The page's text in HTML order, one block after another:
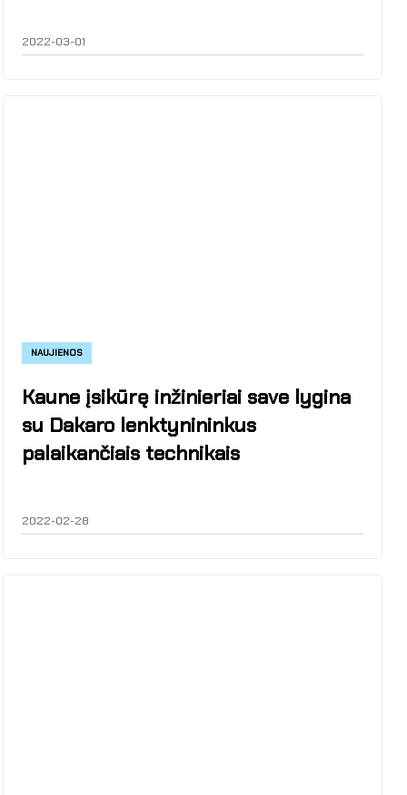
2022-03-01
NAUJIENOS
Kaune įsikūrę inžinieriai save lygina
su Dakaro lenktynininkus
palaikančiais technikais
2022-02-28